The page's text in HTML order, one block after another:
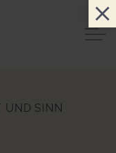
UND SINN